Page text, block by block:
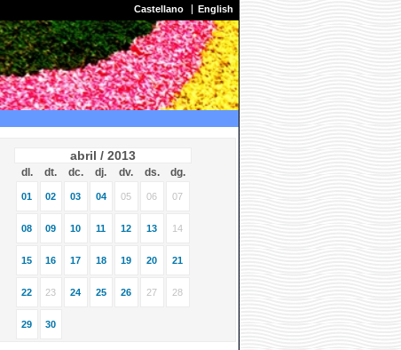
Castellano English
abril / 2013
dl. dt. dc. dj. dv. ds. dg.
01 02 03 04 05 06 07
08 09 10 11 12 13 14
15 16 17 18 19 20 21
22 23 24 25 26 27 28
29 30